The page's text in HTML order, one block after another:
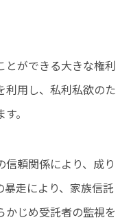
とができる大きな権利
利用し、私利私欲のた
。
頼関係により、成り
走により、家族信託
じめ受託者の監視を